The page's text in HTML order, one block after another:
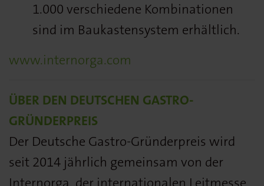
1.000 verschiedene Kombinationen
sind im Baukastensystem erhältlich.
www.internorga.com
ÜBER DEN DEUTSCHEN GASTRO-
GRÜNDERPREIS
Der Deutsche Gastro-Gründerpreis wird
seit 2014 jährlich gemeinsam von der